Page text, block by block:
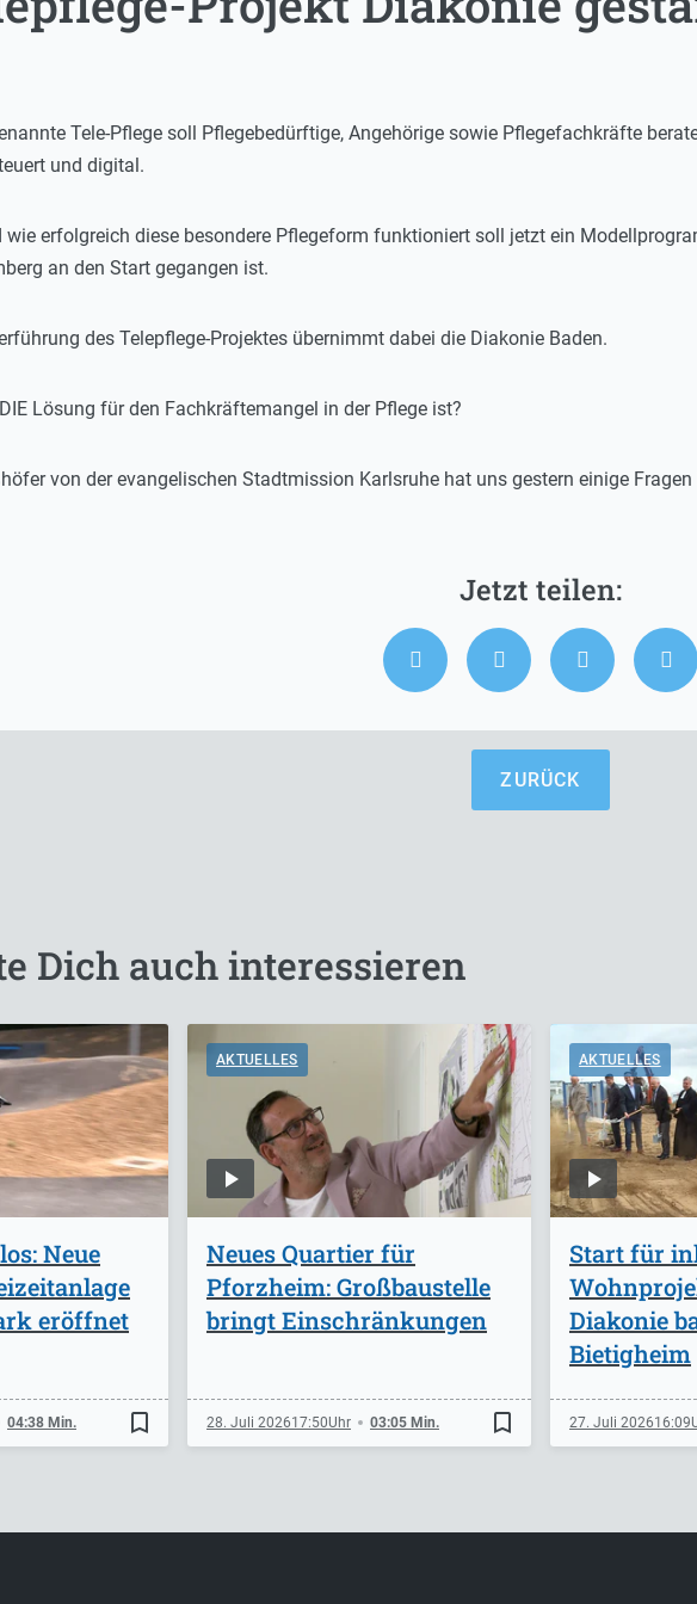
Tele-Pflege soll Pflegebedürftige, Angehörige sowie Pflegefachkräfte
und digital.
wie erfolgreich diese besondere Pflegeform funktioniert soll jetzt ein
an den Start gegangen ist.
des Telepflege-Projektes übernimmt dabei die Diakonie Baden.
Lösung für den Fachkräftemangel in der Pflege ist?
von der evangelischen Stadtmission Karlsruhe hat uns gestern einige
ZURÜCK
Dich auch interessieren
Neue
eröffnet
04:38 Min. bookmark_border
AKTUELLES
Neues Quartier für
Pforzheim: Großbaustelle
bringt Einschränkungen
28. Juli 202617:50 03:05 Min. bookmark_border
AKTUELLES
Start für
Diakonie
Bietigheim
27. Juli 202616:09